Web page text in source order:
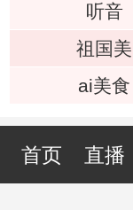
听音
祖国美
ai美食
首页 直播